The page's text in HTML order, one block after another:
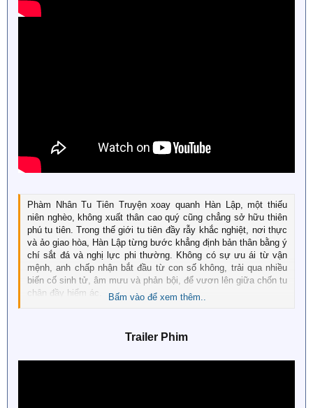
Phàm Nhân Tu Tiên Truyện xoay quanh Hàn Lập, một thiếu
niên nghèo, không xuất thân cao quý cũng chẳng sở hữu thiên
phú tu tiên. Trong thế giới tu tiên đầy rẫy khắc nghiệt, nơi thực
và ảo giao hòa, Hàn Lập từng bước khẳng định bản thân bằng ý
chí sắt đá và nghị lực phi thường. Không có sự ưu ái từ vận
mệnh, anh chấp nhận bắt đầu từ con số không, trải qua nhiều
biến cố sinh tử, âm mưu và phản bội, để vươn lên giữa chốn tu
chân đầy hiểm ác.
sa đà vào yếu tố ngôn tình, mà đề cao tinh thần vượt khó và
sự kiên định của một "phàm nhân". Nhân vật Hàn Lập được thể
Bấm vào để xem thêm..
Trailer Phim